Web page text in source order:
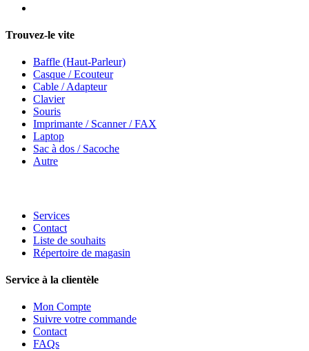
Trouvez-le vite
Baffle (Haut-Parleur)
Casque / Ecouteur
Cable / Adapteur
Clavier
Souris
Imprimante / Scanner / FAX
Laptop
Sac à dos / Sacoche
Autre
Services
Contact
Liste de souhaits
Répertoire de magasin
Service à la clientèle
Mon Compte
Suivre votre commande
Contact
FAQs